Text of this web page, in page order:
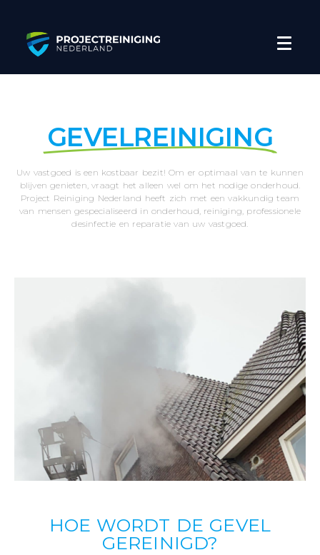
GEVELREINIGING
Uw vastgoed is een kostbaar bezit! Om er optimaal van te kunnen
blijven genieten, vraagt het alleen wel om het nodige onderhoud.
Project Reiniging Nederland heeft zich met een vakkundig team
van mensen gespecialiseerd in onderhoud, reiniging, professionele
desinfectie en reparatie van uw vastgoed.
HOE WORDT DE GEVEL
GEREINIGD?